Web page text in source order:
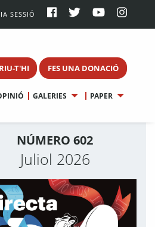
SESSIÓ
T'HI FES UNA DONACIÓ
GALERIES PAPER
NÚMERO 602
Juliol 2026